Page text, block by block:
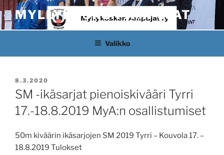
Siirry
sisältöönMYLLYKOSKEN AMPUJAT
Valikko
JULKAISTU
8.3.2020
SM -ikäsarjat pienoiskivääri Tyrri
17.-18.8.2019 MyA:n osallistumiset
50m kiväärin ikäsarjojen SM 2019 Tyrri – Kouvola 17. –
18.8.2019 Tulokset